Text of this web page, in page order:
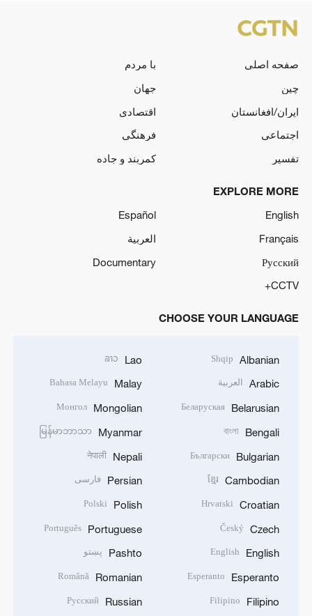
صفحه اصلی
با مردم
چین
جهان
ایران/افغانستان
اقتصادی
اجتماعی
فرهنگی
تفسیر
کمربند و جاده
EXPLORE MORE
English
Español
Français
العربية
Русский
Documentary
CCTV+
CHOOSE YOUR LANGUAGE
Albanian
Shqip
Arabic العربية
Belarusian
Беларуская
Bengali
বাংলা
Bulgarian
Български
Cambodian
ខ្មែរ
Croatian
Hrvatski
Czech
Český
English
English
Esperanto
Esperanto
Filipino
Filipino
Lao
ລາວ
Malay
Bahasa Melayu
Mongolian
Монгол
Myanmar
မြန်မာဘာသာ
Nepali
नेपाली
Persian فارسی
Polish
Polski
Portuguese
Português
Pashto پښتو
Romanian
Română
Russian
Русский